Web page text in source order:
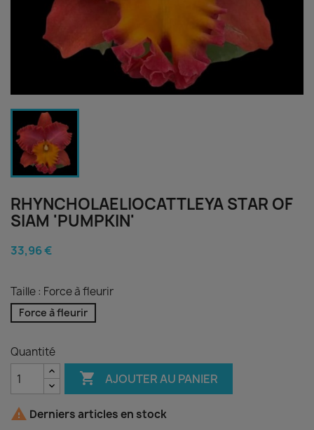
RHYNCHOLAELIOCATTLEYA STAR OF
SIAM 'PUMPKIN'
33,96 €
Taille : Force à fleurir
Force à fleurir
Quantité
 AJOUTER AU PANIER
 Derniers articles en stock